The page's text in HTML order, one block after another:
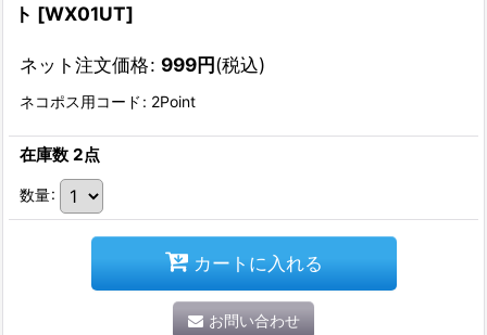
ト [WX01UT]
ネット注文価格: 999円(税込)
ネコポス用コード : 2Point
在庫数 2点
数量:
カートに入れる
お問い合わせ